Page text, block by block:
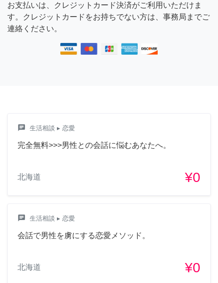
お支払いは、クレジットカード決済がご利用いただけま
す。クレジットカードをお持ちでない方は、事務局までご
連絡ください。
chat 生活相談 ▸ 恋愛
完全無料>>>男性との会話に悩むあなたへ。
北海道 ¥0
chat 生活相談 ▸ 恋愛
会話で男性を虜にする恋愛メソッド。
北海道 ¥0